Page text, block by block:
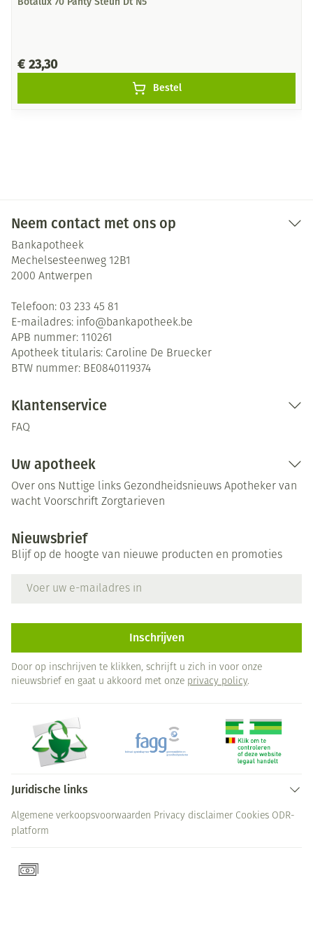
€ 23,30
Bestel
Neem contact met ons op
Bankapotheek
Mechelsesteenweg 12B1
2000 Antwerpen
Telefoon: 03 233 45 81
E-mailadres: info@bankapotheek.be
APB nummer: 110261
Apotheek titularis: Caroline De Bruecker
BTW nummer: BE0840119374
Klantenservice
FAQ
Uw apotheek
Over ons Nuttige links Gezondheidsnieuws Apotheker van
wacht Voorschrift Zorgtarieven
Nieuwsbrief
Blijf op de hoogte van nieuwe producten en promoties
Inschrijven
Door op inschrijven te klikken, schrijft u zich in voor onze
nieuwsbrief en gaat u akkoord met onze privacy policy.
Juridische links
Algemene verkoopsvoorwaarden Privacy disclaimer Cookies ODR-
platform